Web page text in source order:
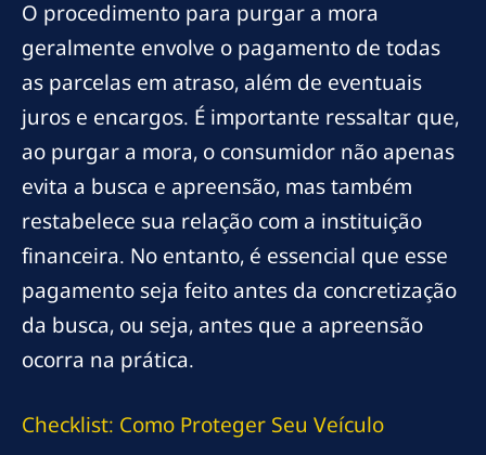
O procedimento para purgar a mora
geralmente envolve o pagamento de todas
as parcelas em atraso, além de eventuais
juros e encargos. É importante ressaltar que,
ao purgar a mora, o consumidor não apenas
evita a busca e apreensão, mas também
restabelece sua relação com a instituição
financeira. No entanto, é essencial que esse
pagamento seja feito antes da concretização
da busca, ou seja, antes que a apreensão
ocorra na prática.
Checklist: Como Proteger Seu Veículo